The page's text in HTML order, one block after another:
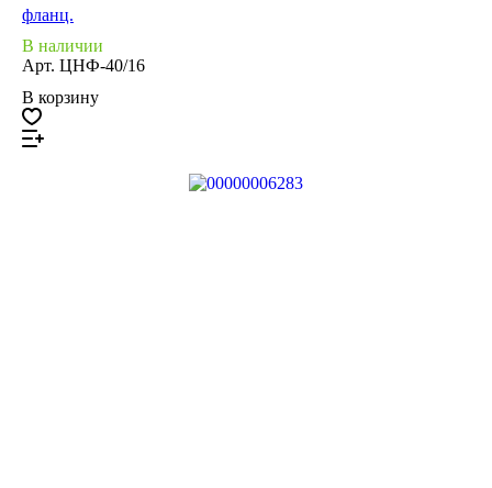
фланц.
В наличии
Арт. ЦНФ-40/16
В корзину